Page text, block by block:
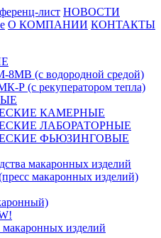
лист НОВОСТИ
О КОМПАНИИ КОНТАКТЫ
(с водородной средой)
(с рекуператором тепла)
КАМЕРНЫЕ
ЛАБОРАТОРНЫЕ
ФЬЮЗИНГОВЫЕ
макаронных изделий
макаронных изделий)
изделий